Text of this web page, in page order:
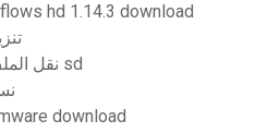
كيفية تنزيل الإصدار الكامل flows hd 1.14.3 download
نقل الملف الذي تم تنزيله إلى بطاقة sd
download